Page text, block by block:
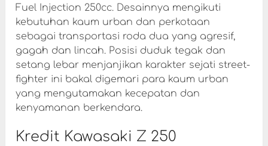
Fuel Injection 250cc. Desainnya mengikuti
kebutuhan kaum urban dan perkotaan
sebagai transportasi roda dua yang agresif,
gagah dan lincah. Posisi duduk tegak dan
setang lebar menjanjikan karakter sejati street-
fighter ini bakal digemari para kaum urban
yang mengutamakan kecepatan dan
kenyamanan berkendara.
Kredit Kawasaki Z 250